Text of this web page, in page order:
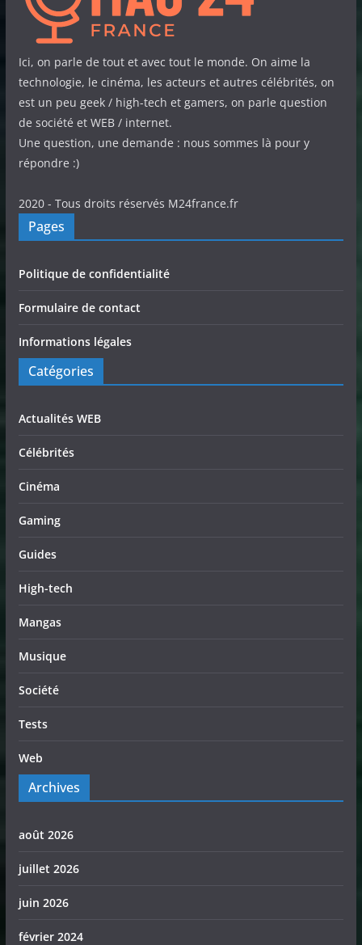
Ici, on parle de tout et avec tout le monde. On aime la
technologie, le cinéma, les acteurs et autres célébrités, on
est un peu geek / high-tech et gamers, on parle question
de société et WEB / internet.
Une question, une demande : nous sommes là pour y
répondre :)
2020 - Tous droits réservés M24france.fr
Pages
Politique de confidentialité
Formulaire de contact
Informations légales
Catégories
Actualités WEB
Célébrités
Cinéma
Gaming
Guides
High-tech
Mangas
Musique
Société
Tests
Web
Archives
août 2026
juillet 2026
juin 2026
février 2024